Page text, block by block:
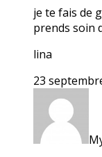
je te fais de
prends soin
lina
23